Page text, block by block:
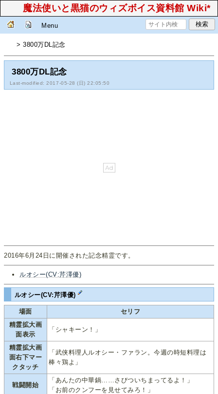
魔法使いと黒猫のウィズボイス資料館 Wiki*
Menu
> 3800万DL記念
3800万DL記念
Last-modified: 2017-05-28 (日) 22:05:50
2016年6月24日に開催された記念精霊です。
ルオシー(CV:芹澤優)
ルオシー(CV:芹澤優)
場面
セリフ
精霊拡大画
面表示
「シャキーン！」
精霊拡大画
面右下マー
クタッチ
「武侠料理人ルオシー・ファラン。今週の時短料理は
棒々鶏よ」
戦闘開始
「あんたの中華鍋……さびついちまってるよ！」
「お前のクンフーを見せてみろ！」